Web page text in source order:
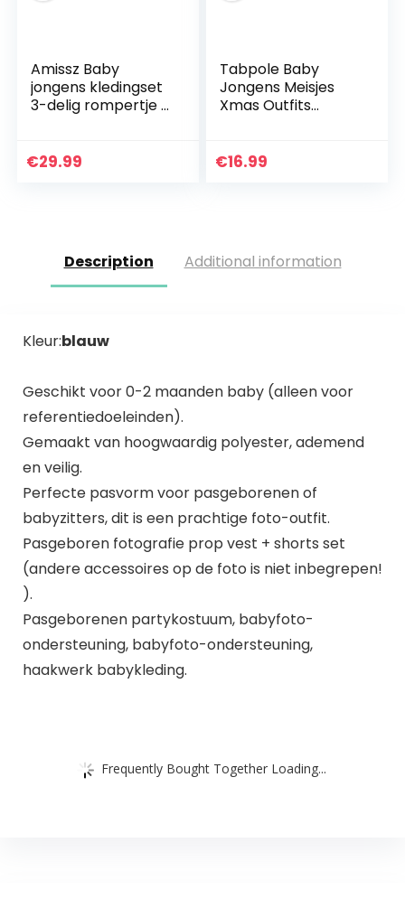
Amissz Baby
jongens kledingset
3-delig rompertje +
stropdas
€29.99
Tabpole Baby
Jongens Meisjes
Xmas Outfits
Romper + Broek +
€16.99
Description Additional information
Kleur:blauw
Geschikt voor 0-2 maanden baby (alleen voor
referentiedoeleinden).
Gemaakt van hoogwaardig polyester, ademend
en veilig.
Perfecte pasvorm voor pasgeborenen of
babyzitters, dit is een prachtige foto-outfit.
Pasgeboren fotografie prop vest + shorts set
(andere accessoires op de foto is niet inbegrepen!
).
Pasgeborenen partykostuum, babyfoto-
ondersteuning, babyfoto-ondersteuning,
haakwerk babykleding.
Frequently Bought Together Loading...